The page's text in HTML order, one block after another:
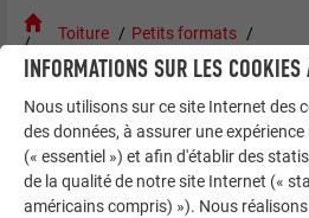
Toiture
Petits formats
Losange de toiture 44 × 44
SENS DE COUVERTURE
INFORMATIONS SUR LES COOKIES
Nous utilisons sur ce site Internet des
des données, à assurer une
(« essentiel ») et afin d'établir des
de la qualité de notre site Internet («
américains compris) »). Nous